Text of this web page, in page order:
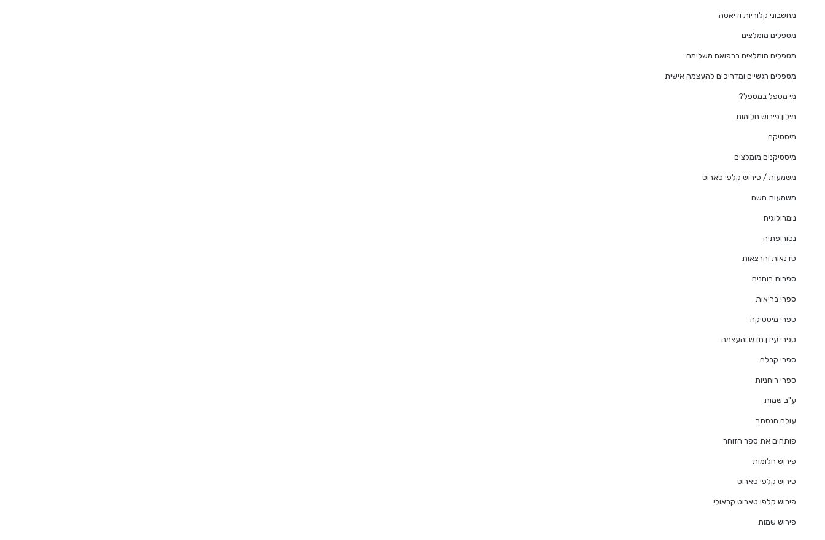
מחשבוני קלוריות ודיאטה
מטפלים מומלצים
מטפלים מומלצים ברפואה משלימה
מטפלים רגשיים ומדריכים להעצמה אישית
מי מטפל במטפל?
מילון פירוש חלומות
מיסטיקה
מיסטיקנים מומלצים
משמעות / פירוש קלפי טארוט
משמעות השם
נומרולוגיה
נטורופתיה
סדנאות והרצאות
ספרות רוחנית
ספרי בריאות
ספרי מיסטיקה
ספרי עידן חדש והעצמה
ספרי קבלה
ספרי רוחניות
ע"ב שמות
עולם הנסתר
פותחים את ספר הזוהר
פירוש חלומות
פירוש קלפי טארוט
פירוש קלפי טארוט קראולי
פירוש שמות